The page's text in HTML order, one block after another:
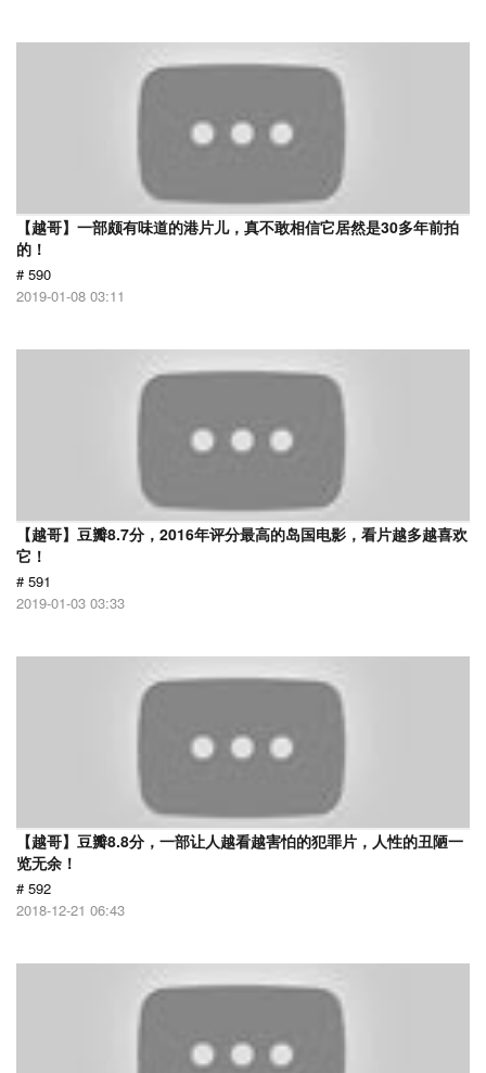
【越哥】一部颇有味道的港片儿，真不敢相信它居然是30多年前拍
的！
# 590
2019-01-08 03:11
【越哥】豆瓣8.7分，2016年评分最高的岛国电影，看片越多越喜欢
它！
# 591
2019-01-03 03:33
【越哥】豆瓣8.8分，一部让人越看越害怕的犯罪片，人性的丑陋一
览无余！
# 592
2018-12-21 06:43